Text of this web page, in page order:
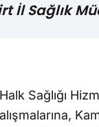
İl Sağlık
Sağlığı